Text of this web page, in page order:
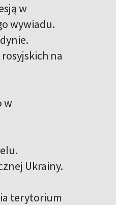
w
wywiadu.
na
w
Ukrainy.
terytorium